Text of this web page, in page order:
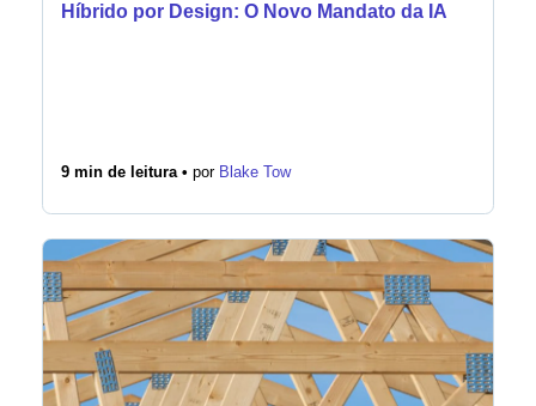
Híbrido por Design: O Novo Mandato da IA
9 min de leitura • por Blake Tow